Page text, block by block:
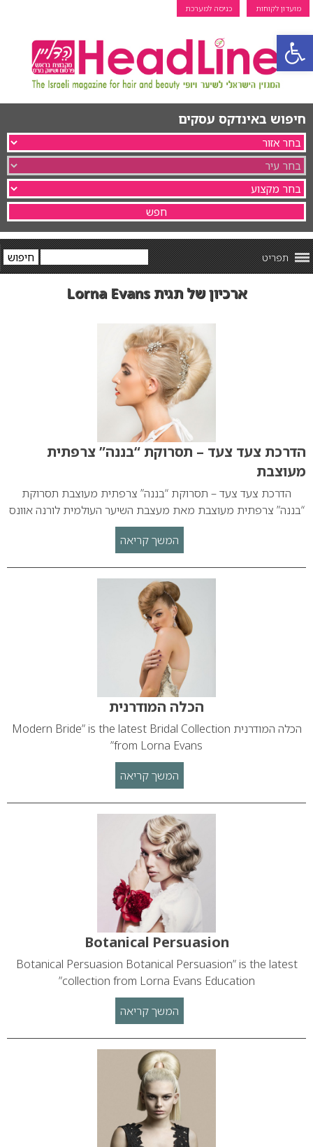
פתח סרגל נגישות
מועדון לקוחות כניסה למערכת
חיפוש באינדקס עסקים
תפריט
ארכיון של תגית Lorna Evans
הדרכת צעד צעד – תסרוקת “בננה” צרפתית
מעוצבת
הדרכת צעד צעד – תסרוקת “בננה” צרפתית מעוצבת תסרוקת
“בננה” צרפתית מעוצבת מאת מעצבת השיער העולמית לורנה אוונס
המשך קריאה
הכלה המודרנית
הכלה המודרנית Modern Bride” is the latest Bridal Collection
from Lorna Evans”
המשך קריאה
Botanical Persuasion
Botanical Persuasion Botanical Persuasion” is the latest
collection from Lorna Evans Education”
המשך קריאה